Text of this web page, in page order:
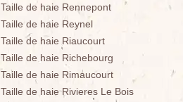
Taille de haie Rennepont
Taille de haie Reynel
Taille de haie Riaucourt
Taille de haie Richebourg
Taille de haie Rimaucourt
Taille de haie Rivieres Le Bois